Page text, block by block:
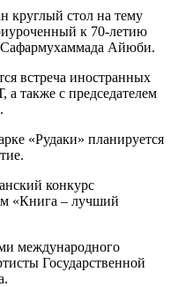
круглый стол на тему
к 70-летию
Сафармухаммада Айюби.
встреча иностранных
а также с председателем
«Рудаки» планируется
конкурс
«Книга – лучший
международного
Государственной